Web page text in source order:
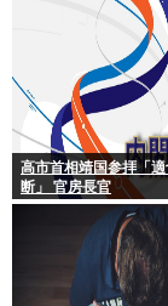
高市首相靖国参拝「適
断」 官房長官